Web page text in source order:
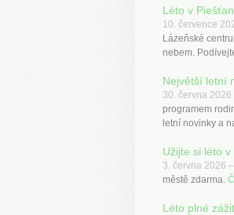
Léto v
10. července
Lázeňské
nebem.
Největší letní
30. června 2026
programem
letní novinky a
Užijte si léto
3. června 2026 –
městě zdarma.
Léto plné